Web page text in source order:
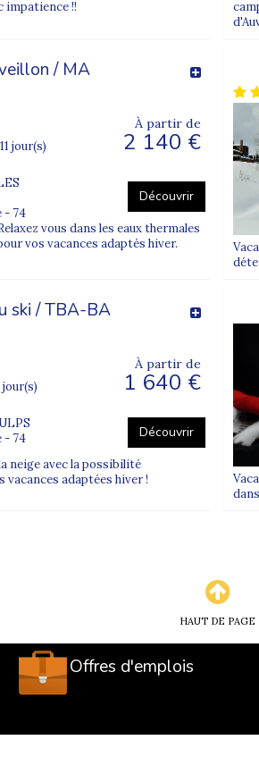
accessibles et proches des activités
d’autonomie, son encadrement et
du séjour.
mental ou psychique, selon un niveau
: bien-être, fêtes de fin d’année,
le séjour le plus adapté au profil et
?
et préparez votre projet de vacances d’hiver.
!!
/ MA
jour(s)
- 74
À partir de
2 140 €
Découvrir
vous dans les eaux thermales
vos vacances adaptés hiver.
ski / TBA-BA
jour(s)
- 74
À partir de
1 640 €
Découvrir
neige avec la possibilité
adaptées hiver !
HAUT DE PAGE
Offres d'emplois